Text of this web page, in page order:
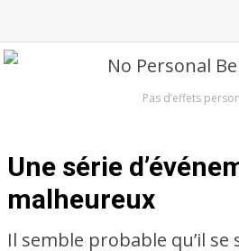
Pas d’effets
Une série
malheureux
Il semble probable qu’il